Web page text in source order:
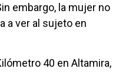
embargo, la mujer no
a ver al sujeto en
40 en Altamira,